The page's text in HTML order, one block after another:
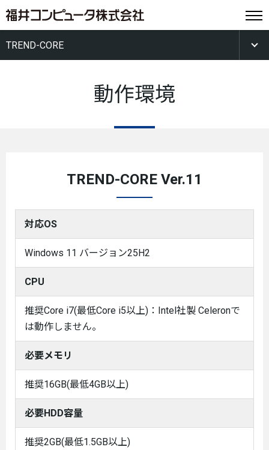
TREND-CORE
動作環境
TREND-CORE Ver.11
対応OS
Windows 11 バージョン25H2
CPU
推奨Core i7(最低Core i5以上)：Intel社製 Celeronで
は動作しません。
必要メモリ
推奨16GB(最低4GB以上)
必要HDD容量
推奨2GB(最低1.5GB以上)